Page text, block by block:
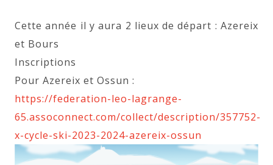
Cette année il y aura 2 lieux de départ : Azereix
et Bours
Inscriptions
Pour Azereix et Ossun :
https://federation-leo-lagrange-
65.assoconnect.com/collect/description/357752-
x-cycle-ski-2023-2024-azereix-ossun